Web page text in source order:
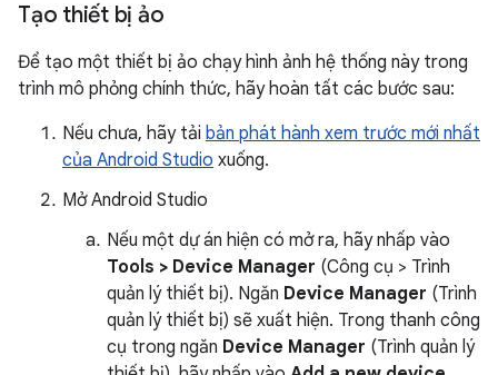
Tạo thiết bị ảo
Để tạo một thiết bị ảo chạy hình ảnh hệ thống này trong
trình mô phỏng chính thức, hãy hoàn tất các bước sau:
Nếu chưa, hãy tải bản phát hành xem trước mới nhất
của Android Studio xuống.
Mở Android Studio
Nếu một dự án hiện có mở ra, hãy nhấp vào
Tools > Device Manager (Công cụ > Trình
quản lý thiết bị). Ngăn Device Manager (Trình
quản lý thiết bị) sẽ xuất hiện. Trong thanh công
cụ trong ngăn Device Manager (Trình quản lý